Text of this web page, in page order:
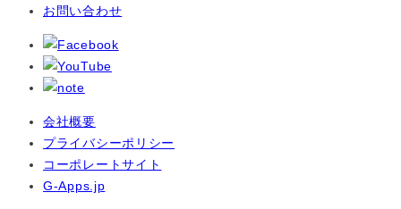
お問い合わせ
会社概要
プライバシーポリシー
コーポレートサイト
G-Apps.jp